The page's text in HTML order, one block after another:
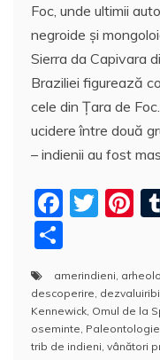
Foc, unde ultimii
negroide şi
Sierra da Capivara
Braziliei figurează
cele din Ţara de
ucidere între două
– indienii au fost
F
e
b
o
T
er
Pi
e
st
rt
aj
e
amerindieni
descoperire
Kennewick Omul de la
oseminte Paleontologie
trib de indieni vânători